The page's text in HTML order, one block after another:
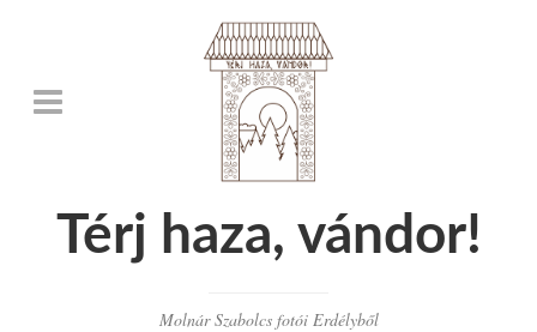
Térj haza, vándor!
Molnár Szabolcs fotói Erdélyből